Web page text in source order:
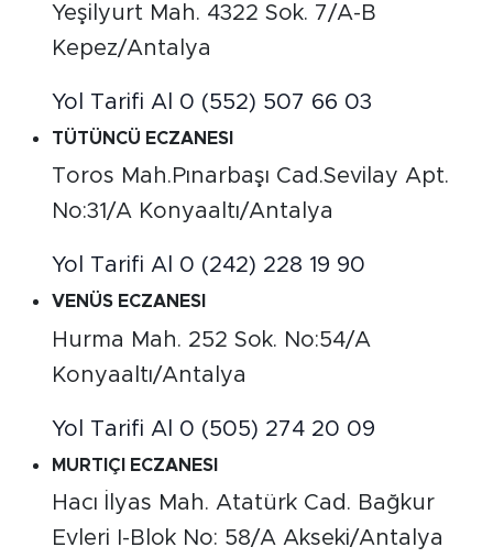
Yeşilyurt Mah. 4322 Sok. 7/A-B
Kepez/Antalya
Yol Tarifi Al 0 (552) 507 66 03
TÜTÜNCÜ ECZANESI
Toros Mah.Pınarbaşı Cad.Sevilay Apt.
No:31/A Konyaaltı/Antalya
Yol Tarifi Al 0 (242) 228 19 90
VENÜS ECZANESI
Hurma Mah. 252 Sok. No:54/A
Konyaaltı/Antalya
Yol Tarifi Al 0 (505) 274 20 09
MURTIÇI ECZANESI
Hacı İlyas Mah. Atatürk Cad. Bağkur
Evleri I-Blok No: 58/A Akseki/Antalya